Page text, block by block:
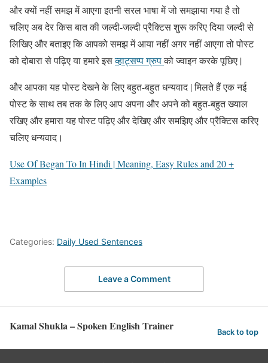
और क्यों नहीं समझ में आएगा इतनी सरल भाषा में जो समझाया गया है तो
चलिए अब देर किस बात की जल्दी-जल्दी प्रैक्टिस शुरू करिए दिया जल्दी से
लिखिए और बताइए कि आपको समझ में आया नहीं अगर नहीं आएगा तो पोस्ट
को दोबारा से पढ़िए या हमारे इसव्हाट्सप्प ग्रुपको ज्वाइन करके पूछिए |
और आपका यह पोस्ट देखने के लिए बहुत-बहुत धन्यवाद | मिलते हैं एक नई
पोस्ट के साथ तब तक के लिए आप अपना और अपने को बहुत-बहुत ख्याल
रखिए और हमारा यह पोस्ट पढ़िए और देखिए और समझिए और प्रैक्टिस करिए
चलिए धन्यवाद।
Use Of Began To In Hindi | Meaning, Easy Rules and 20 +
Examples
Categories: Daily Used Sentences
Leave a Comment
Kamal Shukla – Spoken English Trainer Back to top